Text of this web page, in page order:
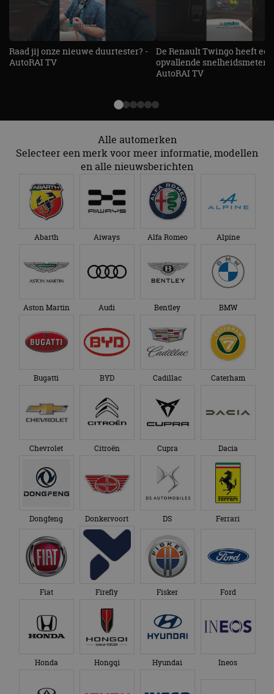
Raad jij onze nieuwe duurtester? -
AutoRAI TV
De Renault Twingo heeft een
opvallende snelheidsmeter! -
AutoRAI TV
Alle automerken
Selecteer een merk voor meer informatie, modellen
en alle nieuwsberichten
Abarth Aiways Alfa Romeo Alpine
Aston Martin Audi Bentley BMW
Bugatti BYD Cadillac Caterham
Chevrolet Citroën Cupra Dacia
Dongfeng Donkervoort DS Ferrari
Fiat Firefly Fisker Ford
Honda Hongqi Hyundai Ineos